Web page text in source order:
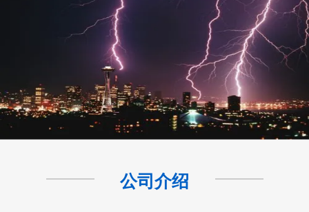
公司介绍